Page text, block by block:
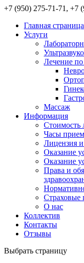
+7 (950) 275-71-71, +7
Главная страница
Услуги
Лечение
Массаж
Информация
Стоимость
Часы
Лицензия
Оказание
Оказание
Права и
Страховые
О нас
Коллектив
Контакты
Отзывы
Выбрать страницу